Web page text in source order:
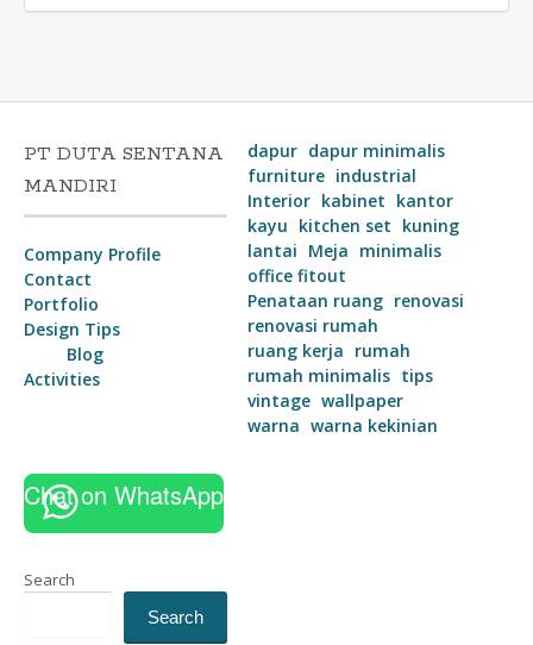
PT DUTA SENTANA
MANDIRI
Company Profile
Contact
Portfolio
Design Tips
Blog
Activities
dapur dapur minimalis
furniture industrial
Interior kabinet kantor
kayu kitchen set kuning
lantai Meja minimalis
office fitout
Penataan ruang renovasi
renovasi rumah
ruang kerja rumah
rumah minimalis tips
vintage wallpaper
warna warna kekinian
Chat on WhatsApp
Search
Search